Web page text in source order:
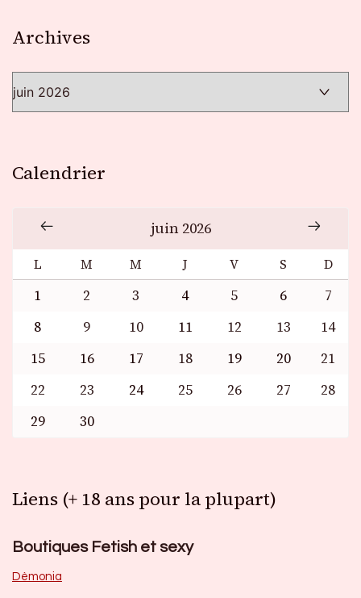
Archives
Calendrier
juin 2026
L M M J V S D
1 2 3 4 5 6
7
8
9 10 11 12 13
14
15
16 17 18 19 20
21
22
23 24 25 26 27
28
29
30
Liens (+ 18 ans pour la plupart)
Boutiques Fetish et sexy
Dèmonia